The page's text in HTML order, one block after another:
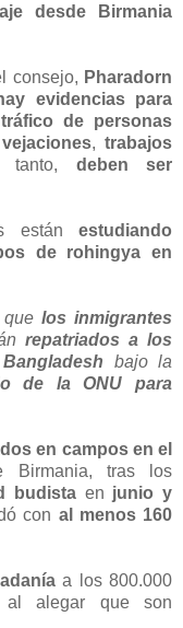
desde Birmania
consejo, Pharadorn
evidencias para
de personas
,trabajos
deben ser
están estudiando
de rohingya en
quelos inmigrantes
repatriados a los
bajo la
de la ONU para
en campos en el
tras los
budistaen junio y
con al menos 160
a los 800.000
al alegar que son